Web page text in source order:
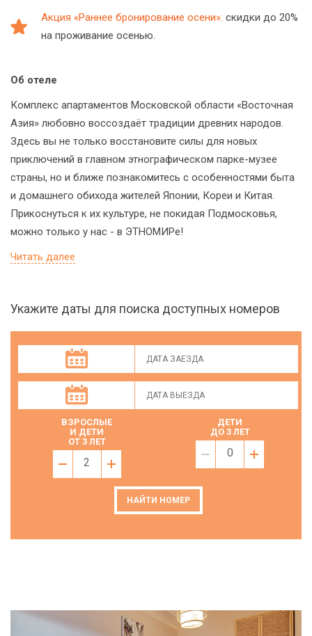
Акция «Раннее бронирование осени»: скидки до 20%
на проживание осенью.
Об отеле
Комплекс апартаментов Московской области «Восточная
Азия» любовно воссоздаёт традиции древних народов.
Здесь вы не только восстановите силы для новых
приключений в главном этнографическом парке-музее
страны, но и ближе познакомитесь с особенностями быта
и домашнего обихода жителей Японии, Кореи и Китая.
Прикоснуться к их культуре, не покидая Подмосковья,
можно только у нас - в ЭТНОМИРе!
Читать далее
Укажите даты для поиска доступных номеров
ВЗРОСЛЫЕ
И ДЕТИ
ОТ 3 ЛЕТ
2
ДЕТИ
ДО 3 ЛЕТ
0
НАЙТИ НОМЕР